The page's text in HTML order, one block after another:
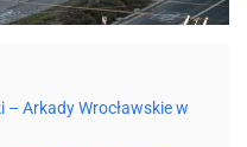
Arkady Wrocławskie w